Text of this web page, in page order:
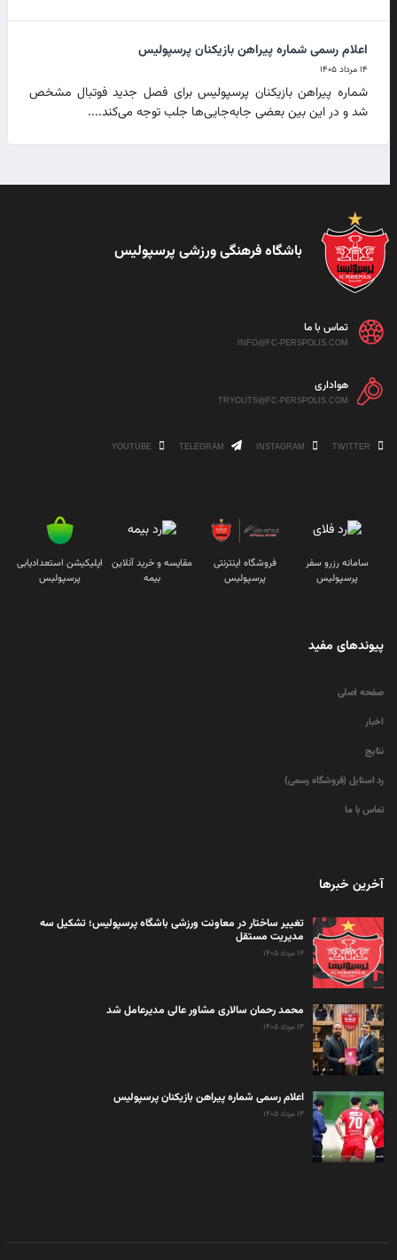
اعلام رسمی شماره پیراهن بازیکنان پرسپولیس
۱۴ مرداد ۱۴۰۵
شماره پیراهن بازیکنان پرسپولیس برای فصل جدید فوتبال مشخص
شد و در این بین بعضی جابه‌جایی‌ها جلب توجه می‌کند....
باشگاه فرهنگی ورزشی پرسپولیس
تماس با ما
INFO@FC-PERSPOLIS.COM
هواداری
TRYOUTS@FC-PERSPOLIS.COM
سامانه رزرو سفر
پرسپولیس
فروشگاه اینترنتی
پرسپولیس
مقایسه و خرید آنلاین
بیمه
اپلیکیشن استعدادیابی
پرسپولیس
پیوندهای مفید
صفحه اصلی
اخبار
نتایج
رد استایل (فروشگاه رسمی)
تماس با ما
آخرین خبرها
تغییر ساختار در معاونت ورزشی باشگاه پرسپولیس؛ تشکیل سه
مدیریت مستقل
۱۴ مرداد ۱۴۰۵
محمد رحمان سالاری مشاور عالی مدیرعامل شد
۱۴ مرداد ۱۴۰۵
اعلام رسمی شماره پیراهن بازیکنان پرسپولیس
۱۴ مرداد ۱۴۰۵